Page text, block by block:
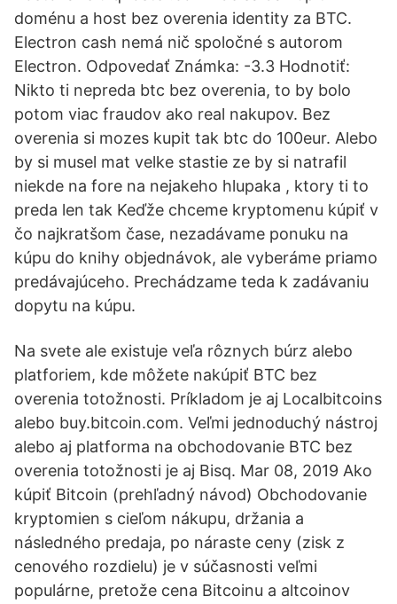
doménu a host bez overenia identity za BTC.
Electron cash nemá nič spoločné s autorom
Electron. Odpovedať Známka: -3.3 Hodnotiť:
Nikto ti nepreda btc bez overenia, to by bolo
potom viac fraudov ako real nakupov. Bez
overenia si mozes kupit tak btc do 100eur. Alebo
by si musel mat velke stastie ze by si natrafil
niekde na fore na nejakeho hlupaka , ktory ti to
preda len tak Keďže chceme kryptomenu kúpiť v
čo najkratšom čase, nezadávame ponuku na
kúpu do knihy objednávok, ale vyberáme priamo
predávajúceho. Prechádzame teda k zadávaniu
dopytu na kúpu.
Na svete ale existuje veľa rôznych búrz alebo
platforiem, kde môžete nakúpiť BTC bez
overenia totožnosti. Príkladom je aj Localbitcoins
alebo buy.bitcoin.com. Veľmi jednoduchý nástroj
alebo aj platforma na obchodovanie BTC bez
overenia totožnosti je aj Bisq. Mar 08, 2019 Ako
kúpiť Bitcoin (prehľadný návod) Obchodovanie
kryptomien s cieľom nákupu, držania a
následného predaja, po náraste ceny (zisk z
cenového rozdielu) je v súčasnosti veľmi
populárne, pretože cena Bitcoinu a altcoinov